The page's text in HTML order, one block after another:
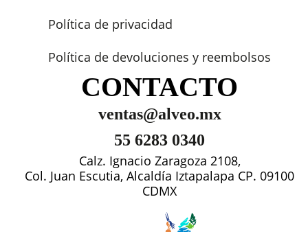
Política de privacidad
Política de devoluciones y reembolsos
CONTACTO
ventas@alveo.mx
55 6283 0340
Calz. Ignacio Zaragoza 2108,
Col. Juan Escutia, Alcaldía Iztapalapa CP. 09100
CDMX